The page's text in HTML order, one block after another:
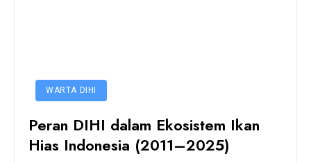
WARTA DIHI
Peran DIHI dalam Ekosistem Ikan
Hias Indonesia (2011–2025)